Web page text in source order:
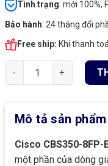
Tình trạng: mới 100%,
Bảo hành: 24 tháng đổi
Free ship: Khi thanh
Cisco CBS350-8FP-E-
Mô tả sản phẩm
Cisco CBS350-8FP-
một phần của dòng